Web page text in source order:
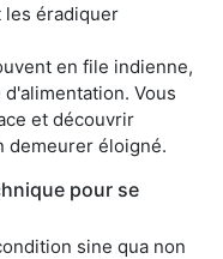
les éradiquer
en file indienne,
Vous
et découvrir
demeurer éloigné.
pour se
sine qua non